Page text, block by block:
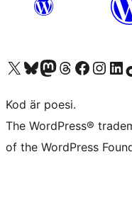
Besök vår X-konto (f.d. Twitter)
Besök vårt Bluesky-konto
Besök vårt Mastodon-konto
Besök vårt Thread-konto
Besök vår Facebook-sidaBesök vårt Instagram-
Besök vårt
Kod är poesi.
The WordPress®
of the WordPress